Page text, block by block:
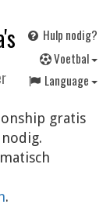
Hulp nodig?
Voetbal
Language
gratis
.